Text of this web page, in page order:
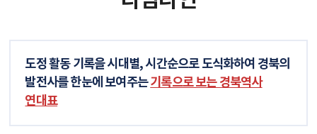
도정 활동 기록을 시대별, 시간순으로 도식화하여 경북의
발전사를 한눈에 보여주는기록으로 보는 경북역사
연대표